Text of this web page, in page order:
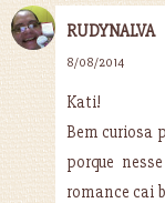
RUDYNALVA
8/08/2014
Kati!
Bem curiosa
porque
romance cai